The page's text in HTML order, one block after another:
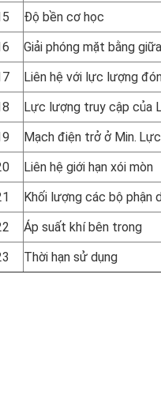
Độ bền cơ học
Giải phóng mặt bằng
Liên hệ với lực lượng
Lực lượng truy cập của
Mạch điện trở ở Min.
Liên hệ giới hạn xói mòn
Khối lượng các bộ phận
Áp suất khí bên trong
Thời hạn sử dụng